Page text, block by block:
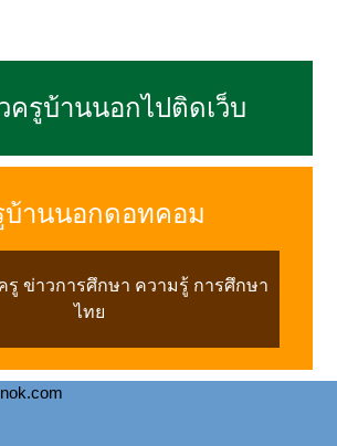
ครูบ้านนอกไปติดเว็บ
บ้านนอกดอทคอม
รู ข่าวการศึกษา ความรู้ การศึกษา
ไทย